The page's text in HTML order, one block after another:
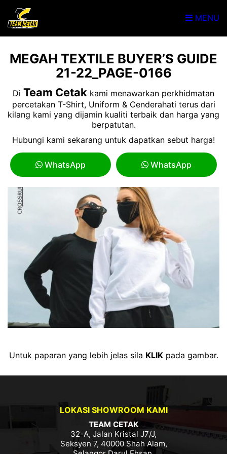
MENU
MEGAH TEXTILE BUYER’S GUIDE
21-22_PAGE-0166
Di Team Cetak kami menawarkan perkhidmatan
percetakan T-Shirt, Uniform & Cenderahati terus dari
kilang kami yang dijamin kualiti terbaik dan harga yang
berpatutan.
Hubungi kami sekarang untuk dapatkan sebut harga!
WhatsApp WhatsApp
Untuk paparan yang lebih jelas sila KLIKpada gambar.
LOKASI SHOWROOM KAMI
TEAM CETAK
32-A, Jalan Kristal J7/J,
Seksyen 7, 40000 Shah Alam,